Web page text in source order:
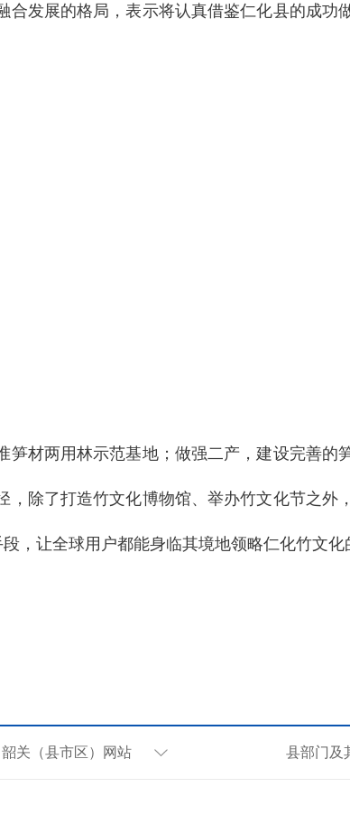
发展的格局，表示将认真借鉴仁化县的成功
材两用林示范基地；做强二产，建设完善的
除了打造竹文化博物馆、举办竹文化节之外
，让全球用户都能身临其境地领略仁化竹文化
韶关（县市区）网站 县部门及